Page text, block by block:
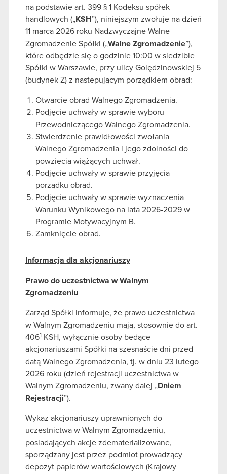
na podstawie art. 399 § 1 Kodeksu spółek
handlowych („ KSH ”), niniejszym zwołuje na dzień
11 marca 2026 roku Nadzwyczajne Walne
Zgromadzenie Spółki („Walne Zgromadzenie”),
które odbędzie się o godzinie 10:00 w siedzibie
Spółki w Warszawie, przy ulicy Golędzinowskiej 5
(budynek Z) z następującym porządkiem obrad:
Otwarcie obrad Walnego Zgromadzenia.
Podjęcie uchwały w sprawie wyboru
Przewodniczącego Walnego Zgromadzenia.
Stwierdzenie prawidłowości zwołania
Walnego Zgromadzenia i jego zdolności do
powzięcia wiążących uchwał.
Podjęcie uchwały w sprawie przyjęcia
porządku obrad.
Podjęcie uchwały w sprawie wyznaczenia
Warunku Wynikowego na lata 2026-2029 w
Programie Motywacyjnym B.
Zamknięcie obrad.
Informacja dla akcjonariuszy
Prawo do uczestnictwa w Walnym
Zgromadzeniu
Zarząd Spółki informuje, że prawo uczestnictwa
w Walnym Zgromadzeniu mają, stosownie do art.
4061
KSH, wyłącznie osoby będące
akcjonariuszami Spółki na szesnaście dni przed
datą Walnego Zgromadzenia, tj. w dniu 23 lutego
2026 roku (dzień rejestracji uczestnictwa w
Walnym Zgromadzeniu, zwany dalej „ Dniem
Rejestracji”).
Wykaz akcjonariuszy uprawnionych do
uczestnictwa w Walnym Zgromadzeniu,
posiadających akcje zdematerializowane,
sporządzany jest przez podmiot prowadzący
depozyt papierów wartościowych (Krajowy